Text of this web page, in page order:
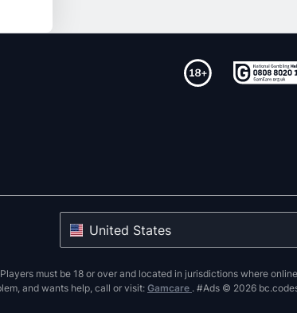
United States
must be 18 or over and located in jurisdictions where online
and wants help, call or visit: Gamcare . #Ads © 2026